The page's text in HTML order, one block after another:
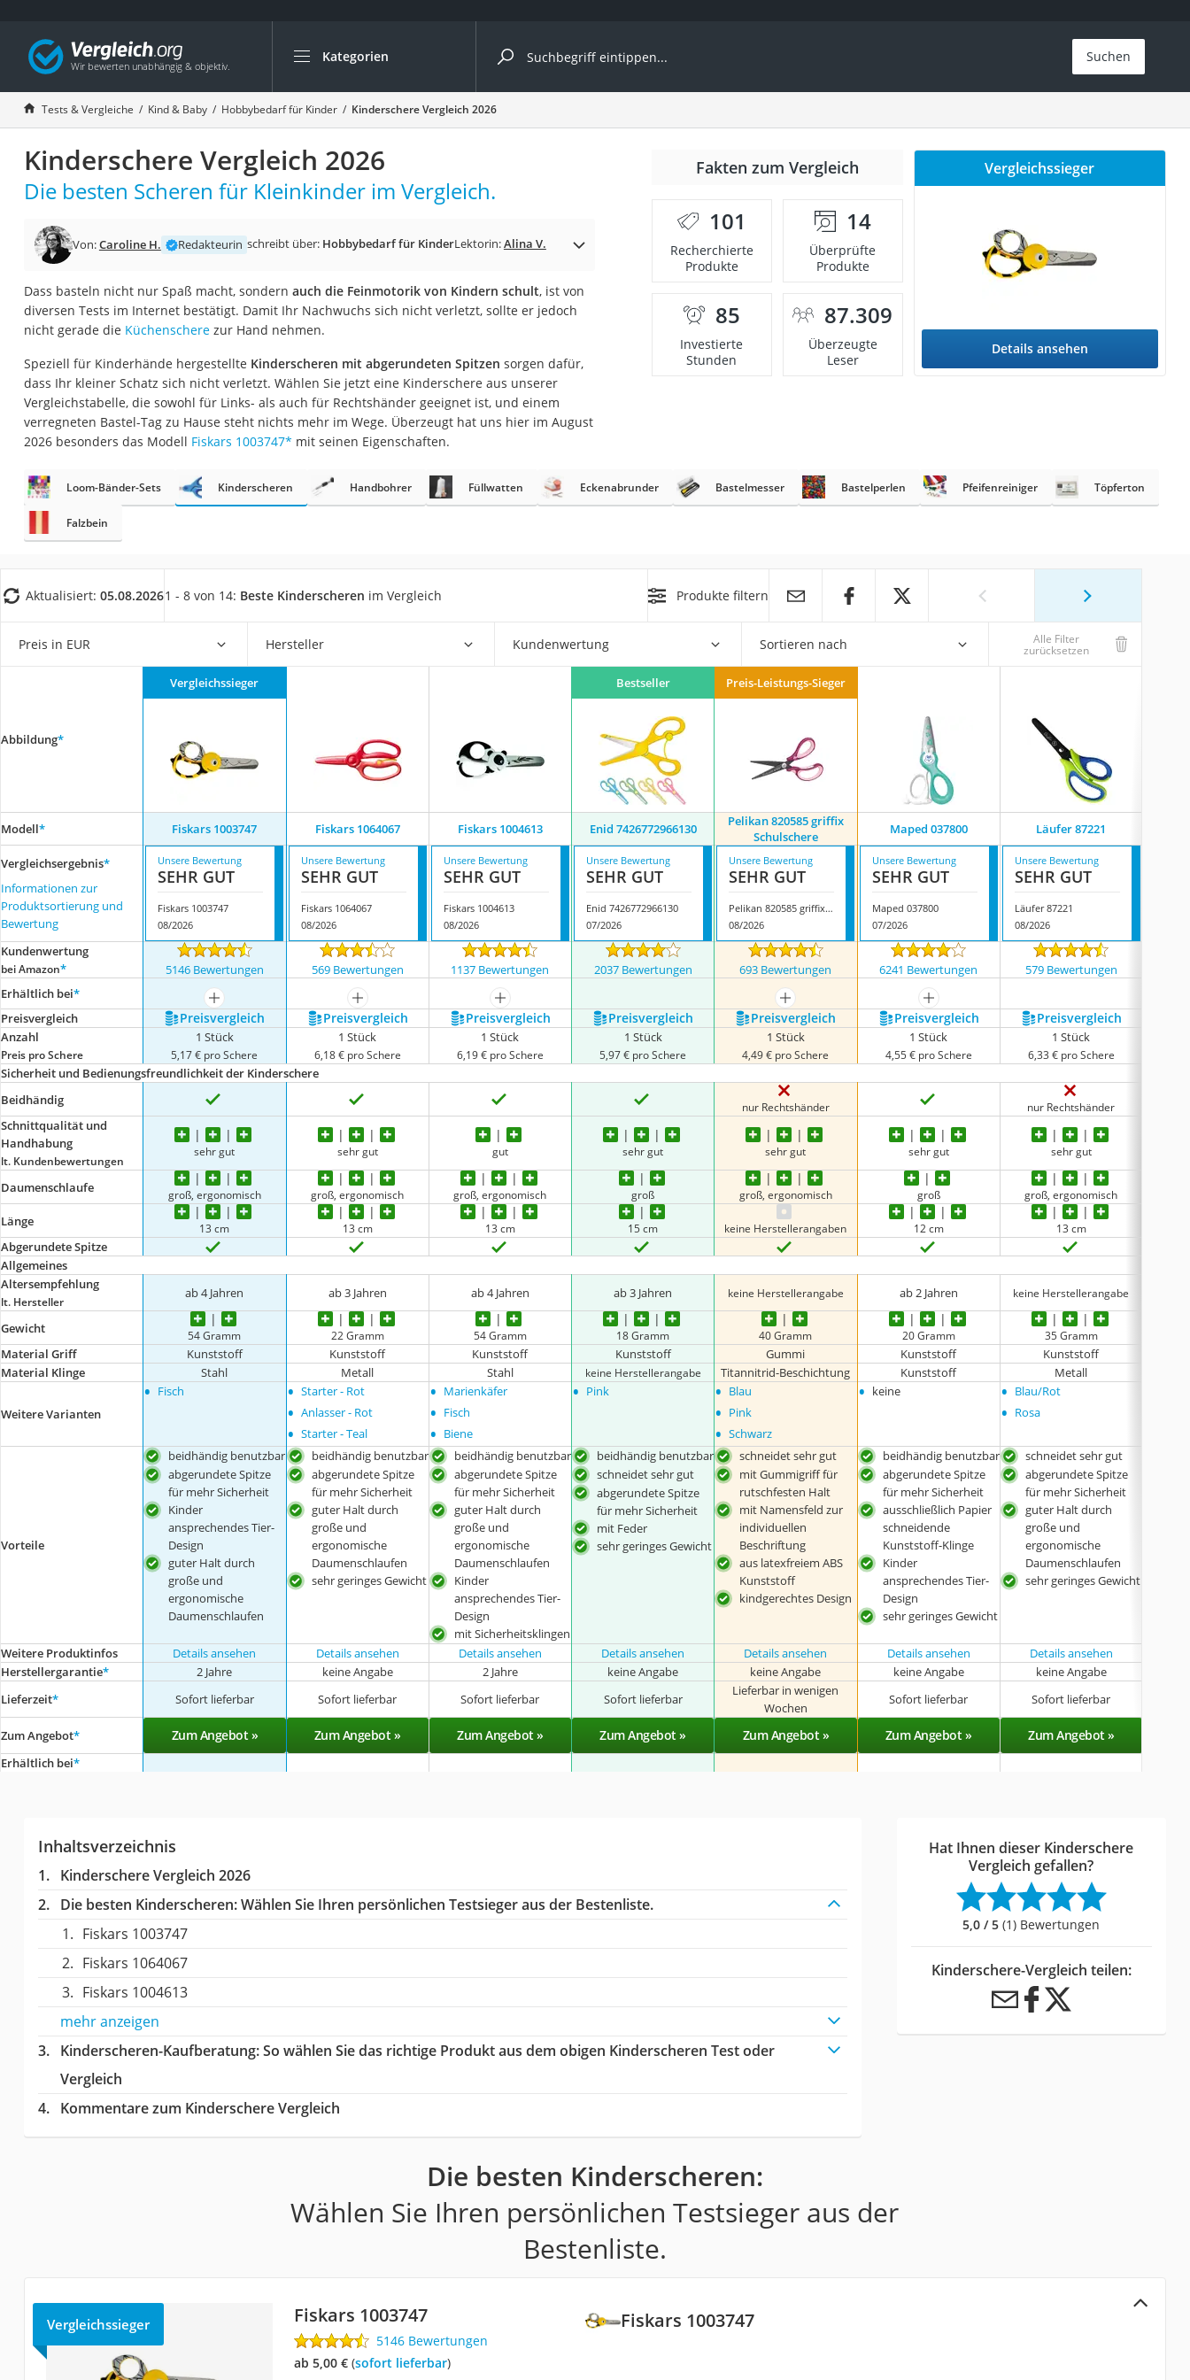
Kategorien
Die beliebtesten Vergleiche nach Kategorie
Kind & Baby
Babyphone mit 2 Kameras
Walkie-Talkie Kinder
Kindermatratzen
Rollschuhe für Kinder
Laufrad
Kinderschubkarre
Kinderuhr
Babyphone
Treppenschutzgitter
Kinderroller 3 Räder
Barfußschuhe Kinder
Kinder-Mikroskop
Ferngesteuerter Hubschrauber
Suchen
Tests & Vergleiche Kind & Baby Hobbybedarf für Kinder Kinderschere Vergleich 2026
Kinderschere Vergleich 2026
Die besten Scheren für Kleinkinder im Vergleich.
Von:Caroline H. Redakteurin schreibt über: Hobbybedarf für KinderLektorin:Alina V.
Dass basteln nicht nur Spaß macht, sondern auch die Feinmotorik von Kindern schult, ist von
diversen Tests im Internet bestätigt. Damit Ihr Nachwuchs sich nicht verletzt, sollte er jedoch
nicht gerade die Küchenscherezur Hand nehmen.
Speziell für Kinderhände hergestellte Kinderscheren mit abgerundeten Spitzen sorgen dafür,
dass Ihr kleiner Schatz sich nicht verletzt. Wählen Sie jetzt eine Kinderschere aus unserer
Vergleichstabelle, die sowohl für Links- als auch für Rechtshänder geeignet ist, und einem
verregneten Bastel-Tag zu Hause steht nichts mehr im Wege. Überzeugt hat uns hier im August
2026 besonders das Modell Fiskars 1003747* mit seinen Eigenschaften.
Fakten zum Vergleich
101
Recherchierte
Produkte
14
Überprüfte
Produkte
85
Investierte
Stunden
87.309
Überzeugte
Leser
Vergleichssieger
Details ansehen
Loom-Bänder-Sets Kinderscheren Handbohrer Füllwatten Eckenabrunder Bastelmesser Bastelperlen Pfeifenreiniger Töpferton
Falzbein
Aktualisiert: 05.08.20261 - 8 von 14: Beste Kinderscheren im Vergleich Produkte filtern
Preis in EUR Hersteller Kundenwertung Sortieren nach Alle Filter
zurücksetzen
Abbildung*
Vergleichssieger Bestseller Preis-Leistungs-Sieger
Modell* Fiskars 1003747 Fiskars 1064067 Fiskars 1004613 Enid 7426772966130
Pelikan 820585 griffix
Schulschere
Maped 037800 Läufer 87221
Vergleichsergebnis*
Informationen zur
Produktsortierung und
Bewertung
Unsere Bewertung
SEHR GUT
Fiskars 1003747
08/2026
Unsere Bewertung
SEHR GUT
Fiskars 1064067
08/2026
Unsere Bewertung
SEHR GUT
Fiskars 1004613
08/2026
Unsere Bewertung
SEHR GUT
Enid 7426772966130
07/2026
Unsere Bewertung
SEHR GUT
Pelikan 820585 griffix Schulschere
08/2026
Unsere Bewertung
SEHR GUT
Maped 037800
07/2026
Unsere Bewertung
SEHR GUT
Läufer 87221
08/2026
Kundenwertung
bei Amazon* 5146 Bewertungen 569 Bewertungen 1137 Bewertungen 2037 Bewertungen 693 Bewertungen 6241 Bewertungen 579 Bewertungen
Erhältlich bei*
mehr anzeigen mehr anzeigen mehr anzeigen mehr anzeigen
mehr anzeigen
Preis­vergleich
Preis­vergleich Preis­vergleich Preis­vergleich Preis­vergleich Preis­vergleich Preis­vergleich Preis­vergleich
Anzahl
Preis pro Schere
1 Stück
5,17 € pro Schere
1 Stück
6,18 € pro Schere
1 Stück
6,19 € pro Schere
1 Stück
5,97 € pro Schere
1 Stück
4,49 € pro Schere
1 Stück
4,55 € pro Schere
1 Stück
6,33 € pro Schere
Sicherheit und Bedienungsfreundlichkeit der Kinderschere
Beidhändig
nur Rechtshänder nur Rechtshänder
Schnittqualität und
Handhabung
lt. Kundenbewertungen
sehr gut sehr gut gut sehr gut sehr gut sehr gut sehr gut
Daumenschlaufe groß, ergonomisch groß, ergonomisch groß, ergonomisch groß groß, ergonomisch groß groß, ergonomisch
Länge 13 cm 13 cm 13 cm 15 cm keine Herstellerangaben 12 cm 13 cm
Abgerundete Spitze
Allgemeines
Altersempfehlung
lt. Hersteller
ab 4 Jahren ab 3 Jahren ab 4 Jahren ab 3 Jahren keine Herstellerangabe ab 2 Jahren keine Herstellerangabe
Gewicht 54 Gramm 22 Gramm 54 Gramm 18 Gramm 40 Gramm 20 Gramm 35 Gramm
Material Griff Kunststoff Kunststoff Kunststoff Kunststoff Gummi Kunststoff Kunststoff
Material Klinge
Stahl Metall Stahl keine Herstellerangabe Titannitrid-Beschichtung Kunststoff Metall
Weitere Varianten
• Fisch • Starter - Rot
• Anlasser - Rot
• Starter - Teal
• Marienkäfer
• Fisch
• Biene
• Pink • Blau
• Pink
• Schwarz
• keine • Blau/Rot
• Rosa
Vorteile
beidhändig benutzbar
abgerundete Spitze
für mehr Sicherheit
Kinder
ansprechendes Tier-
Design
guter Halt durch
große und
ergonomische
Daumenschlaufen
beidhändig benutzbar
abgerundete Spitze
für mehr Sicherheit
guter Halt durch
große und
ergonomische
Daumenschlaufen
sehr geringes Gewicht
beidhändig benutzbar
abgerundete Spitze
für mehr Sicherheit
guter Halt durch
große und
ergonomische
Daumenschlaufen
Kinder
ansprechendes Tier-
Design
mit Sicherheitsklingen
beidhändig benutzbar
schneidet sehr gut
abgerundete Spitze
für mehr Sicherheit
mit Feder
sehr geringes Gewicht
schneidet sehr gut
mit Gummigriff für
rutschfesten Halt
mit Namensfeld zur
individuellen
Beschriftung
aus latexfreiem ABS
Kunststoff
kindgerechtes Design
beidhändig benutzbar
abgerundete Spitze
für mehr Sicherheit
ausschließlich Papier
schneidende
Kunststoff-Klinge
Kinder
ansprechendes Tier-
Design
sehr geringes Gewicht
schneidet sehr gut
abgerundete Spitze
für mehr Sicherheit
guter Halt durch
große und
ergonomische
Daumenschlaufen
sehr geringes Gewicht
Weitere Produktinfos Details ansehen Details ansehen Details ansehen Details ansehen Details ansehen Details ansehen Details ansehen
Herstellergarantie* 2 Jahre keine Angabe 2 Jahre keine Angabe keine Angabe keine Angabe keine Angabe
Lieferzeit* Sofort lieferbar Sofort lieferbar Sofort lieferbar Sofort lieferbar
Lieferbar in wenigen
Wochen
Sofort lieferbar Sofort lieferbar
Zum Angebot* Zum Angebot » Zum Angebot » Zum Angebot » Zum Angebot » Zum Angebot » Zum Angebot » Zum Angebot »
Erhältlich bei*
Inhaltsverzeichnis
Kinderschere Vergleich 2026
Die besten Kinderscheren:Wählen Sie Ihren persönlichen Testsieger aus der Bestenliste.
Fiskars 1003747
Fiskars 1064067
Fiskars 1004613
mehr anzeigen
Kinderscheren-Kaufberatung: So wählen Sie das richtige Produkt aus dem obigen Kinderscheren Test oder
Vergleich
Kommentare zum Kinderschere Vergleich
Hat Ihnen dieser Kinderschere
Vergleich gefallen?
5,0 / 5 (1) Bewertungen
Kinderschere-Vergleich teilen:
Die besten Kinderscheren:
Wählen Sie Ihren persönlichen Testsieger aus der
Bestenliste.
Fiskars 1003747
Vergleichssieger Fiskars 1003747
5146 Bewertungen
ab 5,00 €( Sofort lieferbar)